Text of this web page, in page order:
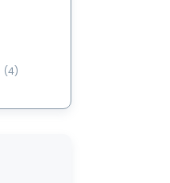
(4)